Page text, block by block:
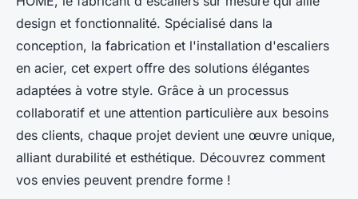
design et fonctionnalité. Spécialisé dans la
conception, la fabrication et l'installation d'escaliers
en acier, cet expert offre des solutions élégantes
adaptées à votre style. Grâce à un processus
collaboratif et une attention particulière aux besoins
des clients, chaque projet devient une œuvre unique,
alliant durabilité et esthétique. Découvrez comment
vos envies peuvent prendre forme !